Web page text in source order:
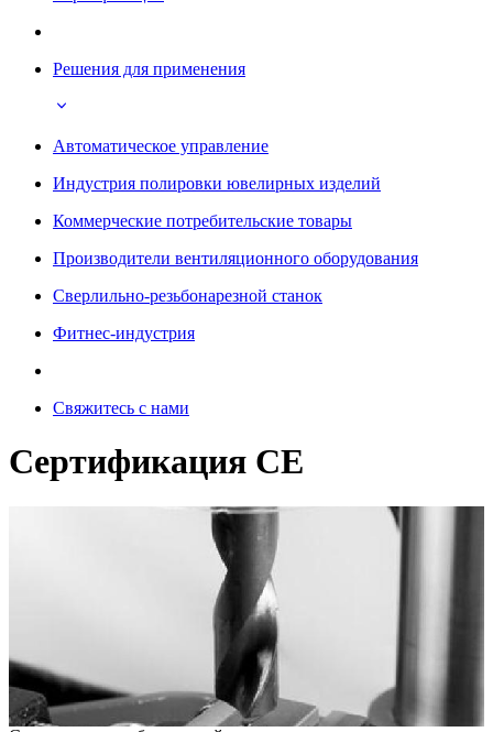
Решения для применения
Автоматическое управление
Индустрия полировки ювелирных изделий
Коммерческие потребительские товары
Производители вентиляционного оборудования
Сверлильно-резьбонарезной станок
Фитнес-индустрия
Свяжитесь с нами
Сертификация CE